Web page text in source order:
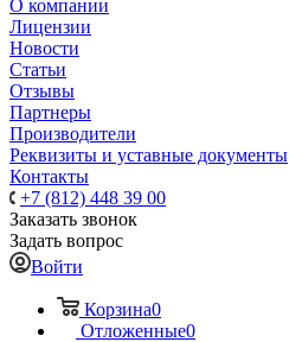
О компании
Лицензии
Новости
Статьи
Отзывы
Партнеры
Производители
Реквизиты и уставные документы
Контакты
+7 (812) 448 39 00
Заказать звонок
Задать вопрос
Войти
Корзина0
Отложенные0